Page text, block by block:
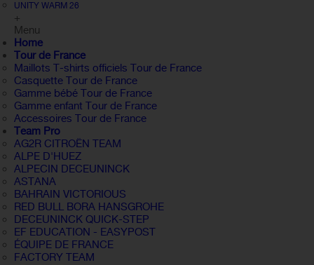
UNITY WARM 26
+
Menu
Home
Tour de France
Maillots T-shirts officiels Tour de France
Casquette Tour de France
Gamme bébé Tour de France
Gamme enfant Tour de France
Accessoires Tour de France
Team Pro
AG2R CITROËN TEAM
ALPE D'HUEZ
ALPECIN DECEUNINCK
ASTANA
BAHRAIN VICTORIOUS
RED BULL BORA HANSGROHE
DECEUNINCK QUICK-STEP
EF EDUCATION - EASYPOST
ÉQUIPE DE FRANCE
FACTORY TEAM